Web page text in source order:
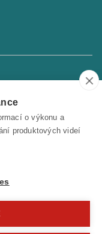
o výkonu a
produktových videí